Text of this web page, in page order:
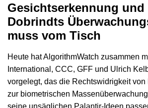
Gesichtserkennung und
Dobrindts
muss vom Tisch
Heute hat AlgorithmWatch zusammen
International, CCC, GFF und Ulrich
vorgelegt, das die Rechtswidrigkeit
zur biometrischen
seine unsäglichen Palantir-Ideen